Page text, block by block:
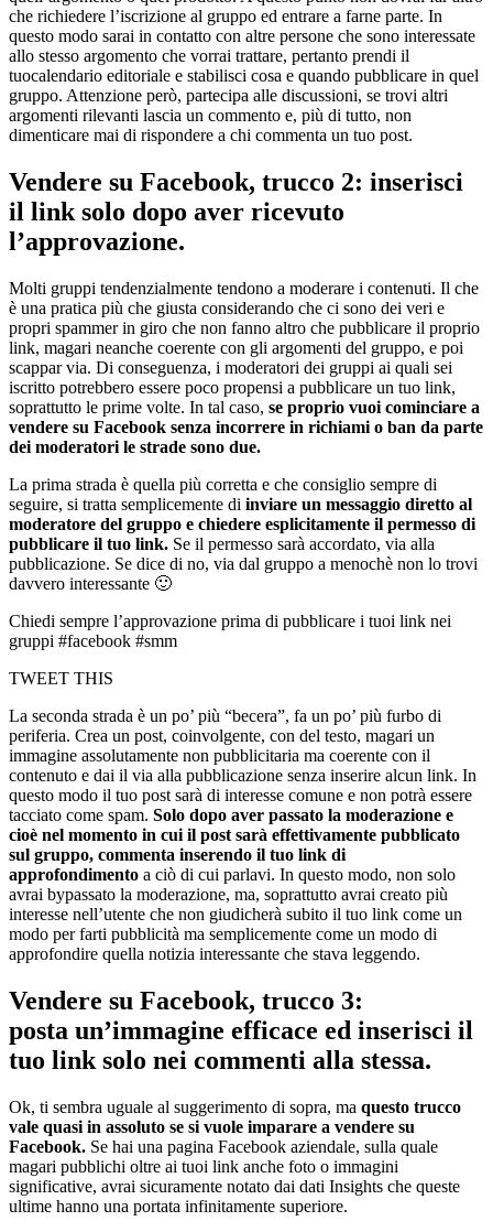
che richiedere l’iscrizione al gruppo ed entrare a farne parte. In
questo modo sarai in contatto con altre persone che sono interessate
allo stesso argomento che vorrai trattare, pertanto prendi il
tuocalendario editoriale e stabilisci cosa e quando pubblicare in quel
gruppo. Attenzione però, partecipa alle discussioni, se trovi altri
argomenti rilevanti lascia un commento e, più di tutto, non
dimenticare mai di rispondere a chi commenta un tuo post.
Vendere su Facebook, trucco 2: inserisci
il link solo dopo aver ricevuto
l’approvazione.
Molti gruppi tendenzialmente tendono a moderare i contenuti. Il che
è una pratica più che giusta considerando che ci sono dei veri e
propri spammer in giro che non fanno altro che pubblicare il proprio
link, magari neanche coerente con gli argomenti del gruppo, e poi
scappar via. Di conseguenza, i moderatori dei gruppi ai quali sei
iscritto potrebbero essere poco propensi a pubblicare un tuo link,
soprattutto le prime volte. In tal caso, se proprio vuoi cominciare a
vendere su Facebook senza incorrere in richiami o ban da parte
dei moderatori le strade sono due.
La prima strada è quella più corretta e che consiglio sempre di
seguire, si tratta semplicemente di inviare un messaggio diretto al
moderatore del gruppo e chiedere esplicitamente il permesso di
pubblicare il tuo link. Se il permesso sarà accordato, via alla
pubblicazione. Se dice di no, via dal gruppo a menochè non lo trovi
davvero interessante 🙂
Chiedi sempre l’approvazione prima di pubblicare i tuoi link nei
gruppi #facebook #smm
TWEET THIS
La seconda strada è un po’ più “becera”, fa un po’ più furbo di
periferia. Crea un post, coinvolgente, con del testo, magari un
immagine assolutamente non pubblicitaria ma coerente con il
contenuto e dai il via alla pubblicazione senza inserire alcun link. In
questo modo il tuo post sarà di interesse comune e non potrà essere
tacciato come spam. Solo dopo aver passato la moderazione e
cioè nel momento in cui il post sarà effettivamente pubblicato
sul gruppo, commenta inserendo il tuo link di
approfondimento a ciò di cui parlavi. In questo modo, non solo
avrai bypassato la moderazione, ma, soprattutto avrai creato più
interesse nell’utente che non giudicherà subito il tuo link come un
modo per farti pubblicità ma semplicemente come un modo di
approfondire quella notizia interessante che stava leggendo.
Vendere su Facebook, trucco 3:
posta un’immagine efficace ed inserisci il
tuo link solo nei commenti alla stessa.
Ok, ti sembra uguale al suggerimento di sopra, ma questo trucco
vale quasi in assoluto se si vuole imparare a vendere su
Facebook. Se hai una pagina Facebook aziendale, sulla quale
magari pubblichi oltre ai tuoi link anche foto o immagini
significative, avrai sicuramente notato dai dati Insights che queste
ultime hanno una portata infinitamente superiore.